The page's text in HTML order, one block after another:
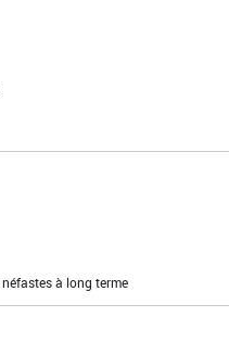
à long terme